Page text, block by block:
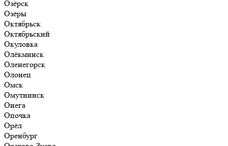
Озёрск
Озёры
Октябрьск
Октябрьский
Окуловка
Олёкминск
Оленегорск
Олонец
Омск
Омутнинск
Онега
Опочка
Орёл
Оренбург